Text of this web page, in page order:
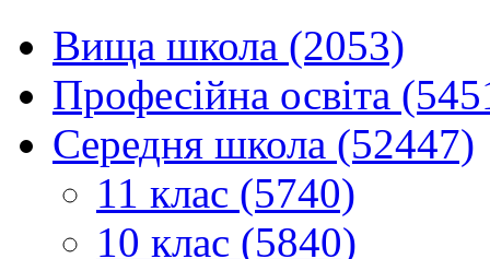
Вища школа (2053)
Професійна освіта
Середня школа (52447)
11 клас (5740)
10 клас (5840)